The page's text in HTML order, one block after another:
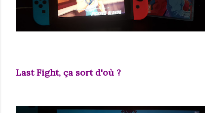
Last Fight, ça sort d'où ?